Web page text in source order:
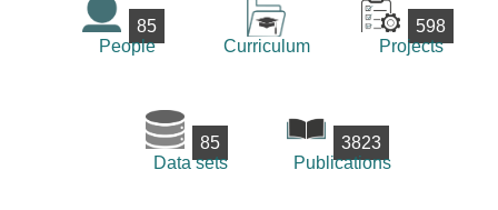
85
People
Curriculum
598
Projects
85
Data sets
3823
Publications